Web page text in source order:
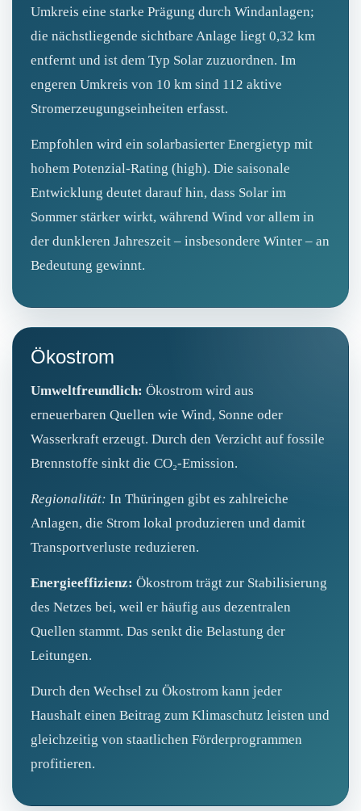
Umkreis eine starke Prägung durch Windanlagen;
die nächstliegende sichtbare Anlage liegt 0,32 km
entfernt und ist dem Typ Solar zuzuordnen. Im
engeren Umkreis von 10 km sind 112 aktive
Stromerzeugungseinheiten erfasst.
Empfohlen wird ein solarbasierter Energietyp mit
hohem Potenzial-Rating (high). Die saisonale
Entwicklung deutet darauf hin, dass Solar im
Sommer stärker wirkt, während Wind vor allem in
der dunkleren Jahreszeit – insbesondere Winter – an
Bedeutung gewinnt.
Ökostrom
Umweltfreundlich: Ökostrom wird aus
erneuerbaren Quellen wie Wind, Sonne oder
Wasserkraft erzeugt. Durch den Verzicht auf fossile
Brennstoffe sinkt die CO₂‑Emission.
Regionalität: In Thüringen gibt es zahlreiche
Anlagen, die Strom lokal produzieren und damit
Transportverluste reduzieren.
Energieeffizienz: Ökostrom trägt zur Stabilisierung
des Netzes bei, weil er häufig aus dezentralen
Quellen stammt. Das senkt die Belastung der
Leitungen.
Durch den Wechsel zu Ökostrom kann jeder
Haushalt einen Beitrag zum Klimaschutz leisten und
gleichzeitig von staatlichen Förderprogrammen
profitieren.